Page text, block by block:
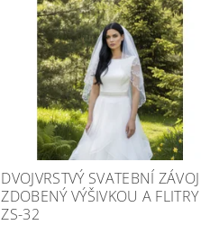
DVOJVRSTVÝ SVATEBNÍ ZÁVOJ
ZDOBENÝ VÝŠIVKOU A FLITRY
ZS-32